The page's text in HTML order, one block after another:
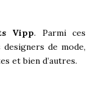
Vipp. Parmi ces
de mode,
et bien d’autres.